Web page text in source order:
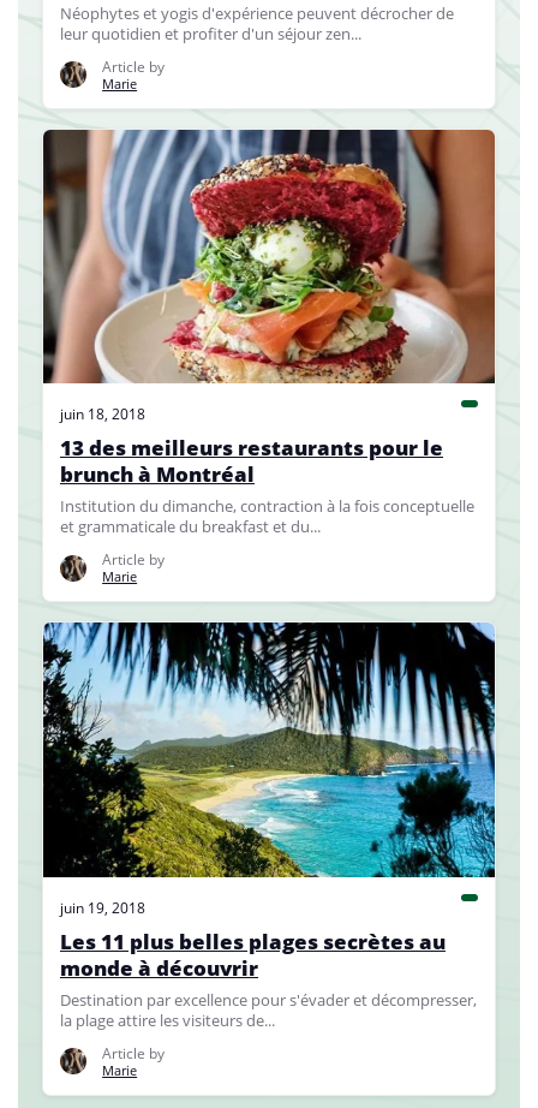
Néophytes et yogis d'expérience peuvent décrocher de
leur quotidien et profiter d'un séjour zen...
Article by
Marie
juin 18, 2018
13 des meilleurs restaurants pour le
brunch à Montréal
Institution du dimanche, contraction à la fois conceptuelle
et grammaticale du breakfast et du...
Article by
Marie
juin 19, 2018
Les 11 plus belles plages secrètes au
monde à découvrir
Destination par excellence pour s'évader et décompresser,
la plage attire les visiteurs de...
Article by
Marie